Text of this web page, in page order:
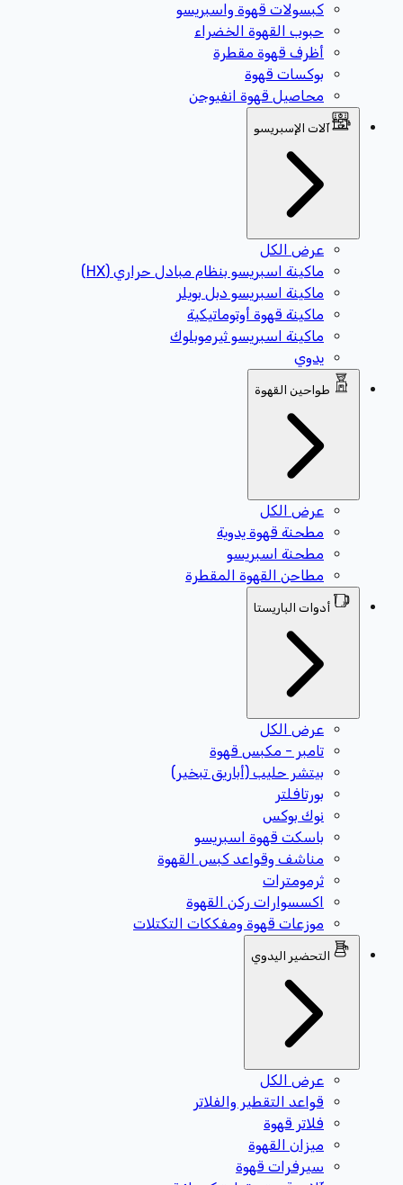
كبسولات قهوة واسبريسو
حبوب القهوة الخضراء
أظرف قهوة مقطرة
بوكسات قهوة
محاصيل قهوة انفيوجن
آلات الإسبريسو
عرض الكل
ماكينة اسبريسو بنظام مبادل حراري (HX)
ماكينة اسبريسو دبل بويلر
ماكينة قهوة أوتوماتيكية
ماكينة اسبريسو ثيرموبلوك
يدوي
طواحين القهوة
عرض الكل
مطحنة قهوة يدوية
مطحنة اسبريسو
مطاحن القهوة المقطرة
أدوات الباريستا
عرض الكل
تامبر - مكبس قهوة
بيتشر حليب (أباريق تبخير)
بورتافلتر
نوك بوكس
باسكت قهوة اسبريسو
مناشف وقواعد كبس القهوة
ثرمومترات
اكسسوارات ركن القهوة
موزعات قهوة ومفككات التكتلات
التحضير اليدوي
عرض الكل
قواعد التقطير والفلاتر
فلاتر قهوة
ميزان القهوة
سيرفرات قهوة